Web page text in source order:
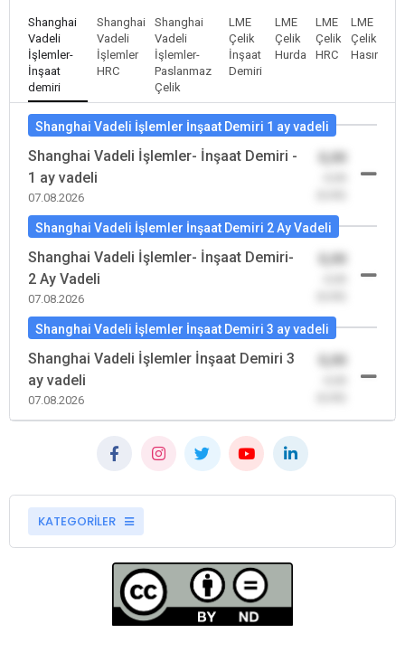
Shanghai
Vadeli
İşlemler-
İnşaat
demiri
Shanghai
Vadeli
İşlemler
HRC
Shanghai
Vadeli
İşlemler-
Paslanmaz
Çelik
LME
Çelik
İnşaat
Demiri
LME
Çelik
Hurda
LME
Çelik
HRC
LME
Çelik
Hasır
Shanghai Vadeli İşlemler İnşaat Demiri 1 ay vadeli
Shanghai Vadeli İşlemler- İnşaat Demiri -
1 ay vadeli
07.08.2026
Shanghai Vadeli İşlemler İnşaat Demiri 2 Ay Vadeli
Shanghai Vadeli İşlemler- İnşaat Demiri-
2 Ay Vadeli
07.08.2026
Shanghai Vadeli İşlemler İnşaat Demiri 3 ay vadeli
Shanghai Vadeli İşlemler İnşaat Demiri 3
ay vadeli
07.08.2026
KATEGORİLER